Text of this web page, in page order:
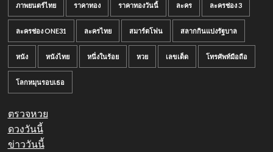
ภาพยนตร์ไทย ราคาทอง ราคาทองวันนี้ ละคร ละครช่อง 3
ละครช่อง ONE31 ละครไทย สมาร์ตโฟน สลากกินแบ่งรัฐบาล
หนัง หนังไทย หนึ่งในร้อย หวย เลขเด็ด โทรศัพท์มือถือ
โลกหมุนรอบเธอ
ตรวจหวย
ดวงวันนี้
ข่าววันนี้